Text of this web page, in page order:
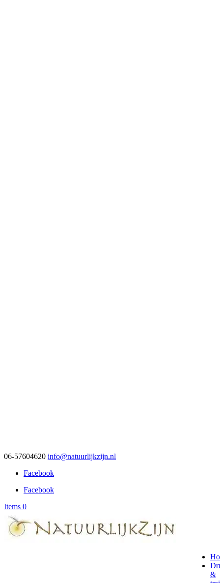
06-57604620 info@natuurlijkzijn.nl
Facebook
Facebook
Items 0
&